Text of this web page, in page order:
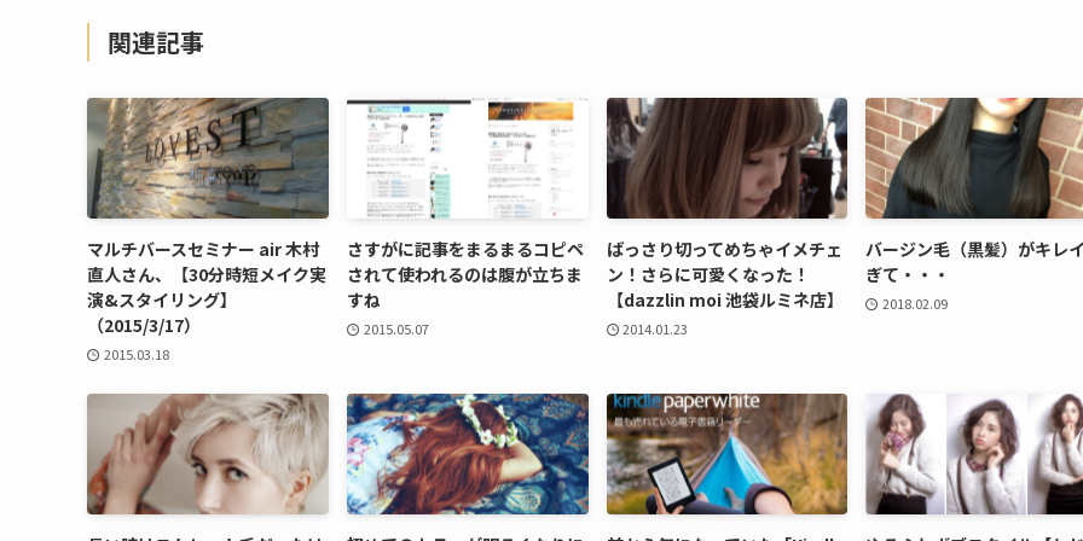
関連記事
マルチバースセミナー air 木村
直人さん、【30分時短メイク実
演&スタイリング】
（2015/3/17）
2015.03.18
さすがに記事をまるまるコピペ
されて使われるのは腹が立ちま
すね
2015.05.07
ばっさり切ってめちゃイメチェ
ン！さらに可愛くなった！
【dazzlin moi 池袋ルミネ店】
2014.01.23
バージン毛（黒髪）がキレ
ぎて・・・
2018.02.09